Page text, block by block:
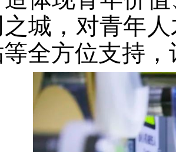
城，对青年
等全方位支持